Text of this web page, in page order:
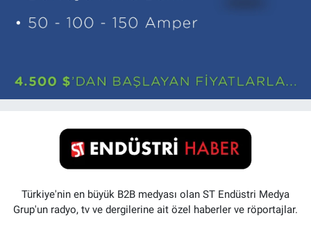
Türkiye'nin en büyük B2B medyası olan ST Endüstri Medya
Grup'un radyo, tv ve dergilerine ait özel haberler ve röportajlar.